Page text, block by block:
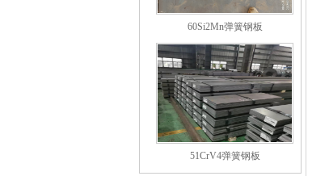
60Si2Mn弹簧钢板
51CrV4弹簧钢板